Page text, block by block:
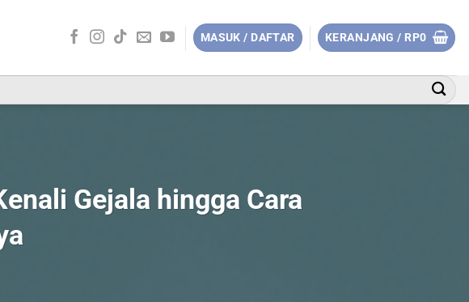
MASUK / DAFTAR KERANJANG / RP0
Gejala hingga Cara